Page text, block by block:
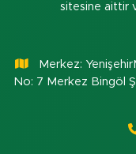
sitesine aittir
Merkez:
No: 7 Merkez Bingöl